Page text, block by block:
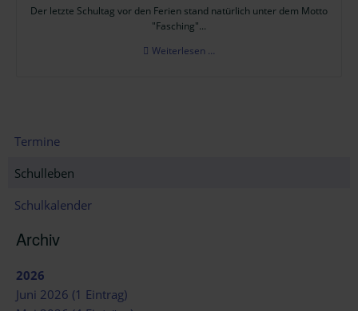
Der letzte Schultag vor den Ferien stand natürlich unter dem Motto
"Fasching"...
Weiterlesen …
Navigation
Termine
Schulleben
Schulkalender
Archiv
2026
Juni 2026 (1 Eintrag)